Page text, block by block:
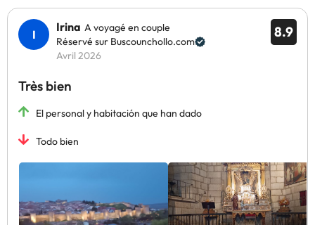
8.9
Irina A voyagé en couple
Réservé sur Buscounchollo.com
Avril 2026
Très bien
El personal y habitación que han dado
Todo bien